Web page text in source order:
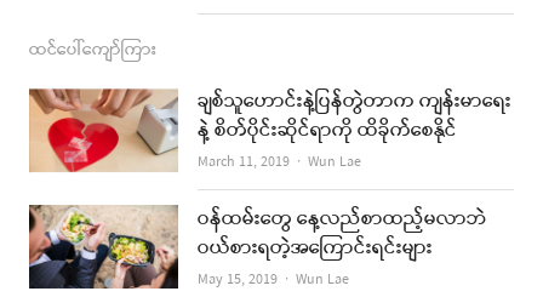
ထင်ပေါ်ကျော်ကြား
ချစ်သူဟောင်းနဲ့ပြန်တွဲတာက ကျန်းမာရေး
နဲ့ စိတ်ပိုင်းဆိုင်ရာကို ထိခိုက်စေနိုင်
March 11, 2019 Author
Wun Lae
ဝန်ထမ်းတွေ နေ့လည်စာထည့်မလာဘဲ
ဝယ်စားရတဲ့အကြောင်းရင်းများ
May 15, 2019 Author
Wun Lae